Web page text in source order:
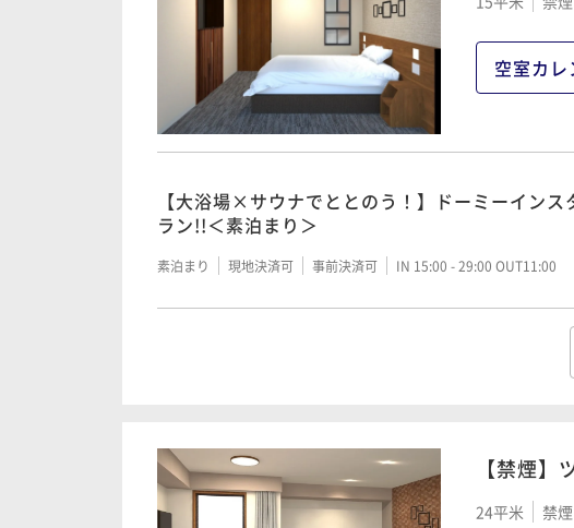
【清掃不要のお客様限定】2泊以上限定★連泊プ
現地決済可 IN 15:00 - 29:00 OUT11:00
朝食付き 現地決済可 IN 15:00 - 29:00 OUT11:00
空室カレ
【大浴場×サウナでととのう！】ドーミーインス
ラン!!＜素泊まり＞
素泊まり 現地決済可 事前決済可 IN 15:00 - 29:00 OUT11:00
【大浴場×サウナでととのう！】ドーミーインス
【禁煙】
24平米 禁煙